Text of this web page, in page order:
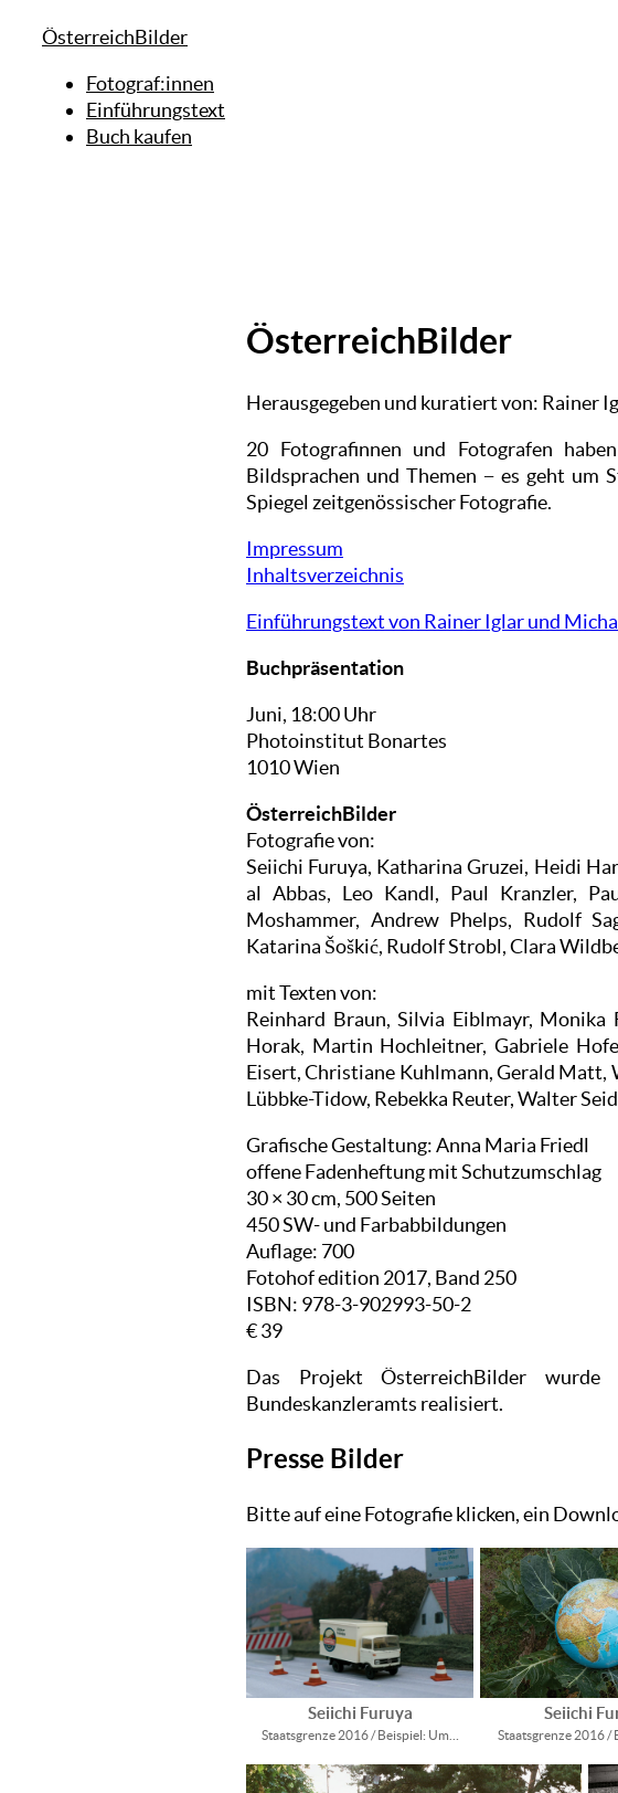
ÖsterreichBilder
Fotograf:innen
Einführungstext
Buch kaufen
ÖsterreichBilder
Herausgegeben und kuratiert von: Rainer
20 Fotografinnen und Fotografen
Bildsprachen und Themen − es geht um
Spiegel zeitgenössischer Fotografie.
Impressum
Inhaltsverzeichnis
Einführungstext von Rainer Iglar und
Buchpräsentation
Juni, 18:00 Uhr
Photoinstitut Bonartes
1010 Wien
ÖsterreichBilder
Fotografie von:
Seiichi Furuya, Katharina Gruzei, Heidi
al Abbas, Leo Kandl, Paul Kranzler,
Moshammer, Andrew Phelps, Rudolf
Katarina Šoškić, Rudolf Strobl, Clara
mit Texten von:
Reinhard Braun, Silvia Eiblmayr, Monika
Horak, Martin Hochleitner, Gabriele
Eisert, Christiane Kuhlmann, Gerald
Lübbke-Tidow, Rebekka Reuter, Walter
Grafische Gestaltung: Anna Maria Friedl
offene Fadenheftung mit Schutzumschlag
30 × 30 cm, 500 Seiten
450 SW- und Farbabbildungen
Auflage: 700
Fotohof edition 2017, Band 250
ISBN: 978-3-902993-50-2
€ 39
Das Projekt ÖsterreichBilder
Bundeskanzleramts realisiert.
Presse Bilder
Bitte auf eine Fotografie klicken, ein
Seiichi Furuya
Staatsgrenze 2016 / Beispiel: Um…
Seiichi
Staatsgrenze 2016 /